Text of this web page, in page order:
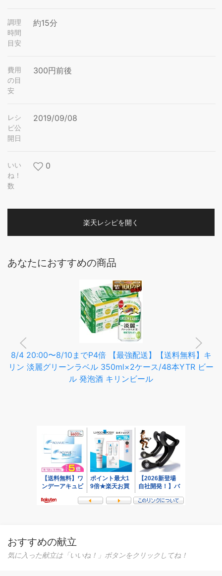
調理
時間
目安
約15分
費用
の目
安
300円前後
レシ
ピ公
開日
2019/09/08
いい
ね！
数
0
楽天レシピを開く
あなたにおすすめの商品
8/4 20:00〜8/10までP4倍 【最強配送】【送料無料】キ
リン 淡麗グリーンラベル 350ml×2ケース/48本YTR ビー
ル 発泡酒 キリンビール
おすすめの献立
気に入った献立は「いいね！」ボタンをクリックしてね！